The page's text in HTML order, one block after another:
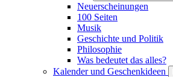
Neuerscheinungen
100 Seiten
Musik
Geschichte und Politik
Philosophie
Was bedeutet das alles?
Kalender und Geschenkideen